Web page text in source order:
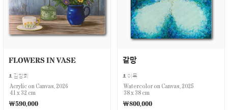
FLOWERS IN VASE
김창회
Acrylic on Canvas, 2026
41 x 32 cm
￦590,000
갈망
이목
Watercolor on Canvas, 2025
38 x 38 cm
￦800,000